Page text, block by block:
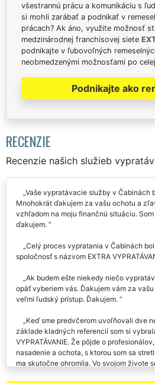
všestrannú prácu a komunikáciu s
si mohli zarábať a podnikať v
prácach? Ak áno, využite možnosť
medzinárodnej franchisovej siete
podnikajte v ľubovoľných
neobmedzenými možnosťami po
Podnikajte ako
RECENZIE
Recenzie našich služieb
Vaše vypratávacie služby v Čabinách
Mnohokrát ďakujem za vašu ochotu a
vzhľadom na moju finančnú situáciu.
ďakujem.
Celý proces vypratania v Čabinách
spoločnosť s názvom EXTRA
Ak budem ešte niekedy niečo
opäť vyberiem vás. Ďakujem vám za
veľmi ľudský prístup. Ďakujem.
Keď sme predvčerom uvoľňovali dve
základe kladných referencií som si
VYPRATÁVANIE. Že pôjde o
nasadenie a ochota, s ktorou som sa
ma skutočne ohromila. Vo svojom živote